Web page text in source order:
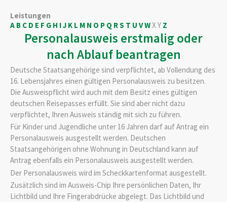
Leistungen
A B C D E F G H IJ K L M N O P Q RS T U VWXY Z
Personalausweis erstmalig oder
nach Ablauf beantragen
Deutsche Staatsangehörige sind verpflichtet, ab Vollendung des
16. Lebensjahres einen gültigen Personalausweis zu besitzen.
Die Ausweispflicht wird auch mit dem Besitz eines gültigen
deutschen Reisepasses erfüllt. Sie sind aber nicht dazu
verpflichtet, Ihren Ausweis ständig mit sich zu führen.
Für Kinder und Jugendliche unter 16 Jahren darf auf Antrag ein
Personalausweis ausgestellt werden. Deutschen
Staatsangehörigen ohne Wohnung in Deutschland kann auf
Antrag ebenfalls ein Personalausweis ausgestellt werden.
Der Personalausweis wird im Scheckkartenformat ausgestellt.
Zusätzlich sind im Ausweis-Chip Ihre persönlichen Daten, Ihr
Lichtbild und Ihre Fingerabdrücke abgelegt. Das Lichtbild und